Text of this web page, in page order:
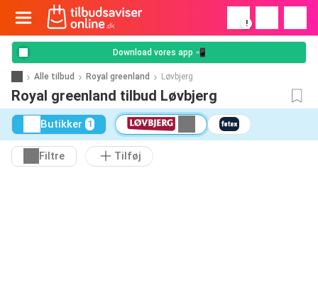
!
Download vores app 📲
Alle tilbud Royal greenland Løvbjerg
Royal greenland tilbud Løvbjerg
Butikker 1
Filtre Tilføj